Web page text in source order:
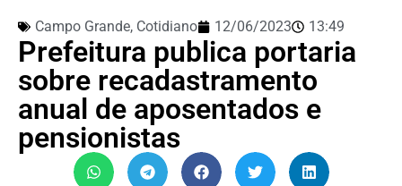
Campo Grande, Cotidiano 12/06/2023 13:49
Prefeitura publica portaria
sobre recadastramento
anual de aposentados e
pensionistas